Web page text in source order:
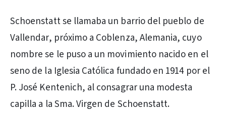
Schoenstatt se llamaba un barrio del pueblo de
Vallendar, próximo a Coblenza, Alemania, cuyo
nombre se le puso a un movimiento nacido en el
seno de la Iglesia Católica fundado en 1914 por el
P. José Kentenich, al consagrar una modesta
capilla a la Sma. Virgen de Schoenstatt.